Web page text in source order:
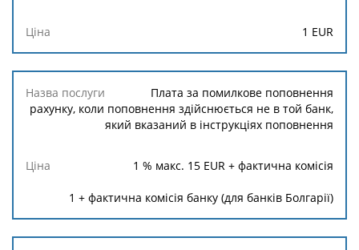
1 EUR
Плата за помилкове поповнення
рахунку, коли поповнення здійснюється не в той банк,
який вказаний в інструкціях поповнення
1 % макс. 15 EUR + фактична комісія
1 + фактична комісія банку (для банків Болгарії)